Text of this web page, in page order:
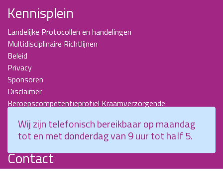
Kennisplein
Landelijke Protocollen en handelingen
Multidisciplinaire Richtlijnen
Beleid
Privacy
Sponsoren
Disclaimer
Beroepscompetentieprofiel Kraamverzorgende
KCKZ-specials
Jaarverslagen
Contact
Wij zijn telefonisch bereikbaar op maandag
tot en met donderdag van 9 uur tot half 5.